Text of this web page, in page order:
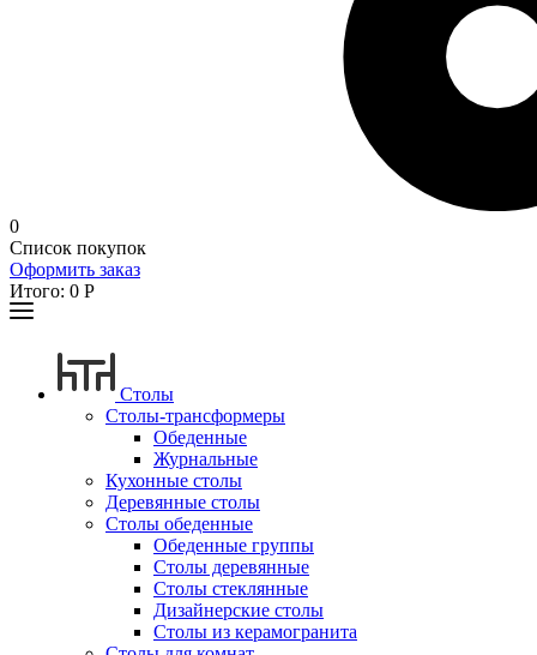
0
Список покупок
Оформить заказ
Итого: 0 Р
Столы
Столы-трансформеры
Обеденные
Журнальные
Кухонные столы
Деревянные столы
Столы обеденные
Обеденные группы
Столы деревянные
Столы стеклянные
Дизайнерские столы
Столы из керамогранита